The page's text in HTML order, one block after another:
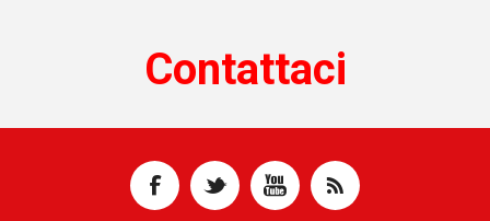
Contattaci